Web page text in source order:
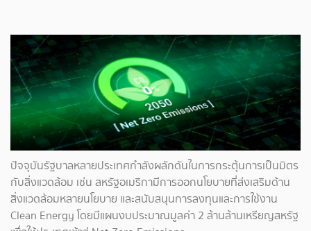
ปัจจุบันรัฐบาลหลายประเทศกำลังผลักดันในการกระตุ้นการเป็นมิตร
กับสิ่งแวดล้อม เช่น สหรัฐอเมริกามีการออกนโยบายที่ส่งเสริมด้าน
สิ่งแวดล้อมหลายนโยบาย และสนับสนุนการลงทุนและการใช้งาน
Clean Energy โดยมีแผนงบประมาณมูลค่า 2 ล้านล้านเหรียญสหรัฐ